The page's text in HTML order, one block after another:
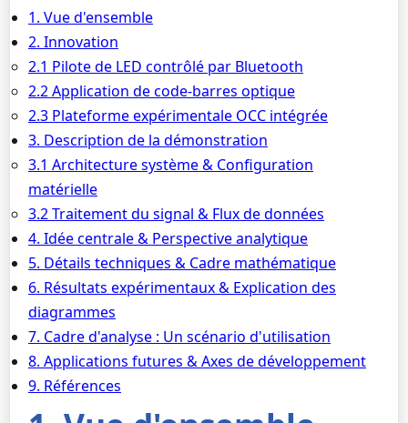
1. Vue d'ensemble
2. Innovation
2.1 Pilote de LED contrôlé par Bluetooth
2.2 Application de code-barres optique
2.3 Plateforme expérimentale OCC intégrée
3. Description de la démonstration
3.1 Architecture système & Configuration
matérielle
3.2 Traitement du signal & Flux de données
4. Idée centrale & Perspective analytique
5. Détails techniques & Cadre mathématique
6. Résultats expérimentaux & Explication des
diagrammes
7. Cadre d'analyse : Un scénario d'utilisation
8. Applications futures & Axes de développement
9. Références